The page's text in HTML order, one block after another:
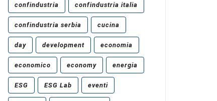
confindustria confindustria italia
confindustria serbia cucina
day development economia
economico economy energia
ESG ESG Lab eventi